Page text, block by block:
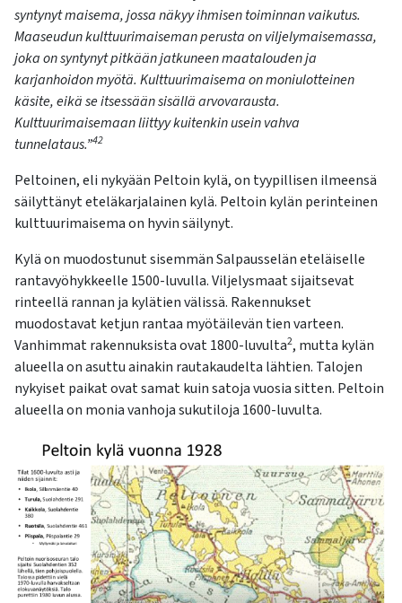
käyttäjät
voivat
käyttää
kosketus-
ja
pyyhkäisyliikkeitä.
syntynyt maisema, jossa näkyy ihmisen toiminnan vaikutus.
Maaseudun kulttuurimaiseman perusta on viljelymaisemassa,
joka on syntynyt pitkään jatkuneen maatalouden ja
karjanhoidon myötä. Kulttuurimaisema on moniulotteinen
käsite, eikä se itsessään sisällä arvovarausta.
Kulttuurimaisemaan liittyy kuitenkin usein vahva
tunnelataus.”42
Peltoinen, eli nykyään Peltoin kylä, on tyypillisen ilmeensä
säilyttänyt eteläkarjalainen kylä. Peltoin kylän perinteinen
kulttuurimaisema on hyvin säilynyt.
Kylä on muodostunut sisemmän Salpausselän eteläiselle
rantavyöhykkeelle 1500-luvulla. Viljelysmaat sijaitsevat
rinteellä rannan ja kylätien välissä. Rakennukset
muodostavat ketjun rantaa myötäilevän tien varteen.
Vanhimmat rakennuksista ovat 1800-luvulta2, mutta kylän
alueella on asuttu ainakin rautakaudelta lähtien. Talojen
nykyiset paikat ovat samat kuin satoja vuosia sitten. Peltoin
alueella on monia vanhoja sukutiloja 1600-luvulta.